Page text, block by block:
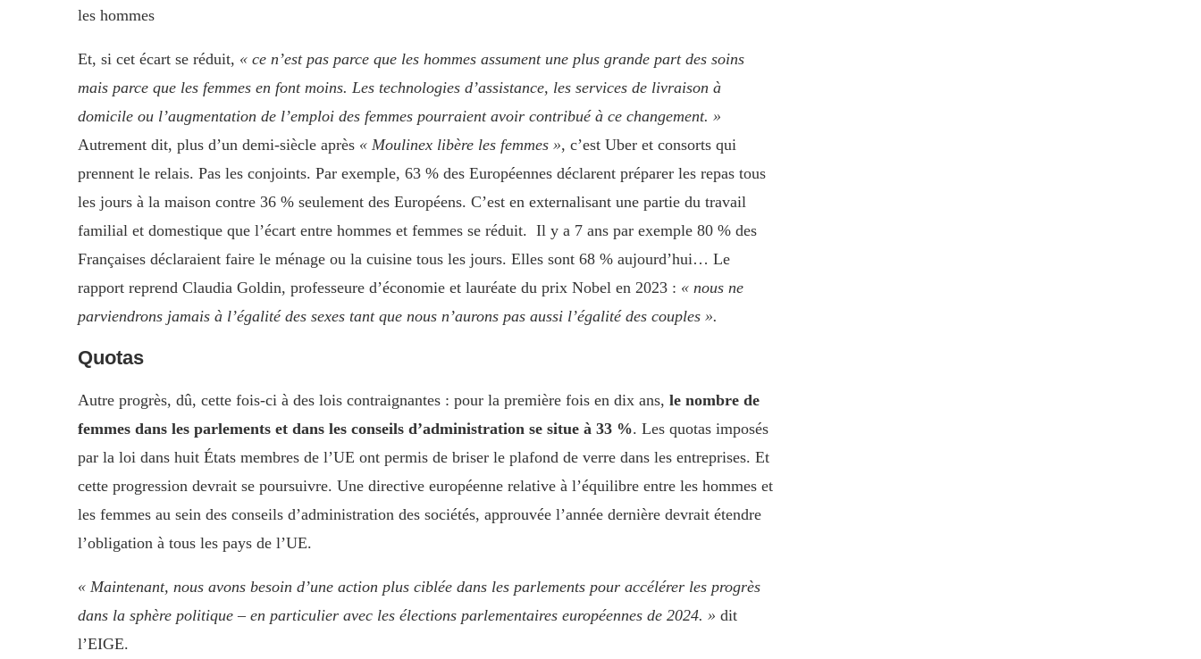
les hommes
Et, si cet écart se réduit, « ce n’est pas parce que les hommes assument une plus grande part des soins
mais parce que les femmes en font moins. Les technologies d’assistance, les services de livraison à
domicile ou l’augmentation de l’emploi des femmes pourraient avoir contribué à ce changement. »
Autrement dit, plus d’un demi-siècle après « Moulinex libère les femmes », c’est Uber et consorts qui
prennent le relais. Pas les conjoints. Par exemple, 63 % des Européennes déclarent préparer les repas tous
les jours à la maison contre 36 % seulement des Européens. C’est en externalisant une partie du travail
familial et domestique que l’écart entre hommes et femmes se réduit. Il y a 7 ans par exemple 80 % des
Françaises déclaraient faire le ménage ou la cuisine tous les jours. Elles sont 68 % aujourd’hui… Le
rapport reprend Claudia Goldin, professeure d’économie et lauréate du prix Nobel en 2023 : « nous ne
parviendrons jamais à l’égalité des sexes tant que nous n’aurons pas aussi l’égalité des couples ».
Quotas
Autre progrès, dû, cette fois-ci à des lois contraignantes : pour la première fois en dix ans, le nombre de
femmes dans les parlements et dans les conseils d’administration se situe à 33 %. Les quotas imposés
par la loi dans huit États membres de l’UE ont permis de briser le plafond de verre dans les entreprises. Et
cette progression devrait se poursuivre. Une directive européenne relative à l’équilibre entre les hommes et
les femmes au sein des conseils d’administration des sociétés, approuvée l’année dernière devrait étendre
l’obligation à tous les pays de l’UE.
« Maintenant, nous avons besoin d’une action plus ciblée dans les parlements pour accélérer les progrès
dans la sphère politique – en particulier avec les élections parlementaires européennes de 2024. » dit
l’EIGE.